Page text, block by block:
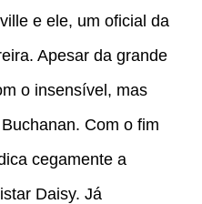
e ele, um oficial da
Apesar da grande
o insensível, mas
Com o fim
cegamente a
Daisy. Já